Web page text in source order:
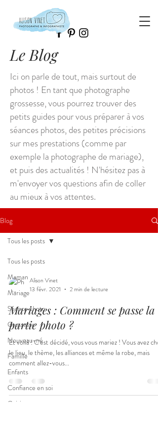
Le Blog
Ici on parle de tout, mais surtout de
photos ! En tant que photographe
grossesse, vous pourrez trouver des
petits guides pour vous préparer à vos
séances photos, des petites précisions
sur mes prestations (comme par
exemple la photographe de mariage),
et puis des actualités ! N'hésitez pas à
m'envoyer vos questions afin de coller
au mieux à vos attentes.
Blog
Tous les posts
Maman
Mariage
Séance photo
Grossesse
Nouveau-né
Famille
Enfants
Confiance en soi
Cuisine
Tous les posts
Alison Vinet
13 févr. 2021
2 min de lecture
Mariages : Comment se passe la
partie photo ?
Et voilà ! C'est décidé, vous vous mariez ! Vous avez
le lieu, le thème, les alliances et même la robe, mais
comment allez-vous...